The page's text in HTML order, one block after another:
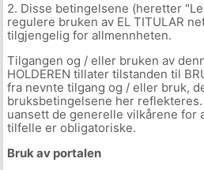
2. Disse betingelsene (heretter
regulere bruken av EL TITULAR
tilgjengelig for allmennheten.
Tilgangen og / eller bruken av
HOLDEREN tillater tilstanden til
fra nevnte tilgang og / eller bruk,
bruksbetingelsene her
uansett de generelle vilkårene for
tilfelle er obligatoriske.
Bruk av portalen